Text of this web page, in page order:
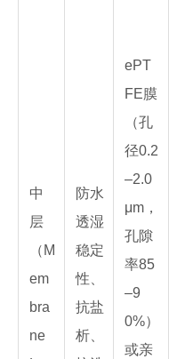
中
层
（M
em
bra
ne
防水
透湿
稳定
性、
抗盐
析、
ePT
FE膜
（孔
径0.2
–2.0
μm，
孔隙
率85
–9
0%）
或亲